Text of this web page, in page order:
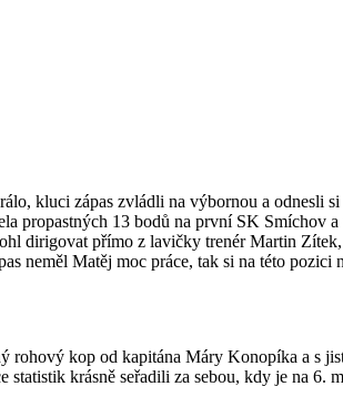
kluci zápas zvládli na výbornou a odnesli
propastných 13 bodů na první SK Smíchov
dirigovat přímo z lavičky trenér Martin
neměl Matěj moc práce, tak si na této
rohový kop od kapitána Máry Konopíka a s
statistik krásně seřadili za sebou, kdy je na 6.